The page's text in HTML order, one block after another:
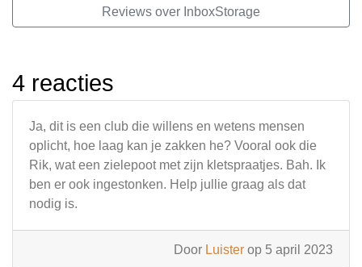
Reviews over InboxStorage
4 reacties
Ja, dit is een club die willens en wetens mensen
oplicht, hoe laag kan je zakken he? Vooral ook die
Rik, wat een zielepoot met zijn kletspraatjes. Bah. Ik
ben er ook ingestonken. Help jullie graag als dat
nodig is.
Door Luister op 5 april 2023